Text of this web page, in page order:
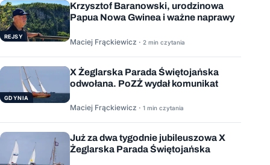
REJSY
Krzysztof Baranowski, urodzinowa
Papua Nowa Gwinea i ważne naprawy
Maciej Frąckiewicz · 2 min czytania
GDYNIA
X Żeglarska Parada Świętojańska
odwołana. PoZŻ wydał komunikat
Maciej Frąckiewicz · 1 min czytania
Już za dwa tygodnie jubileuszowa X
Żeglarska Parada Świętojańska